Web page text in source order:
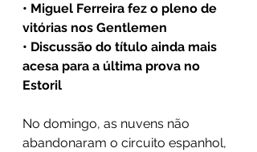
• Miguel Ferreira fez o pleno de
vitórias nos Gentlemen
• Discussão do título ainda mais
acesa para a última prova no
Estoril
No domingo, as nuvens não
abandonaram o circuito espanhol,